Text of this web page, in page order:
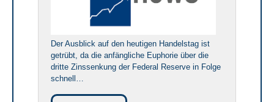
Der Ausblick auf den heutigen Handelstag ist
getrübt, da die anfängliche Euphorie über die
dritte Zinssenkung der Federal Reserve in Folge
schnell…